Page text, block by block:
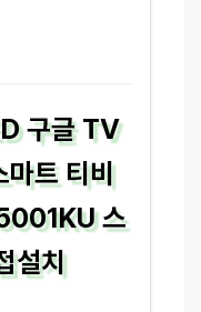
구글 TV
트 티비
스
설치